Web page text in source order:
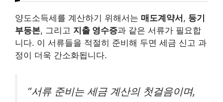
양도소득세를 계산하기 위해서는 매도계약서, 등기
부등본, 그리고 지출 영수증과 같은 서류가 필요합
니다. 이 서류들을 적절히 준비해 두면 세금 신고 과
정이 더욱 간소화됩니다.
“서류 준비는 세금 계산의 첫걸음이며,